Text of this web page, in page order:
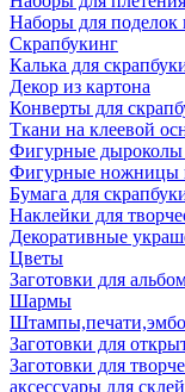
Наборы для поделок
Скрапбукинг
Калька для
Декор из картона
Конверты для
Ткани на клеевой
Фигурные
Фигурные ножницы
Бумага для
Наклейки для
Декоративные
Цветы
Заготовки для
Шармы
Заготовки для
Заготовки для
аксессуары для